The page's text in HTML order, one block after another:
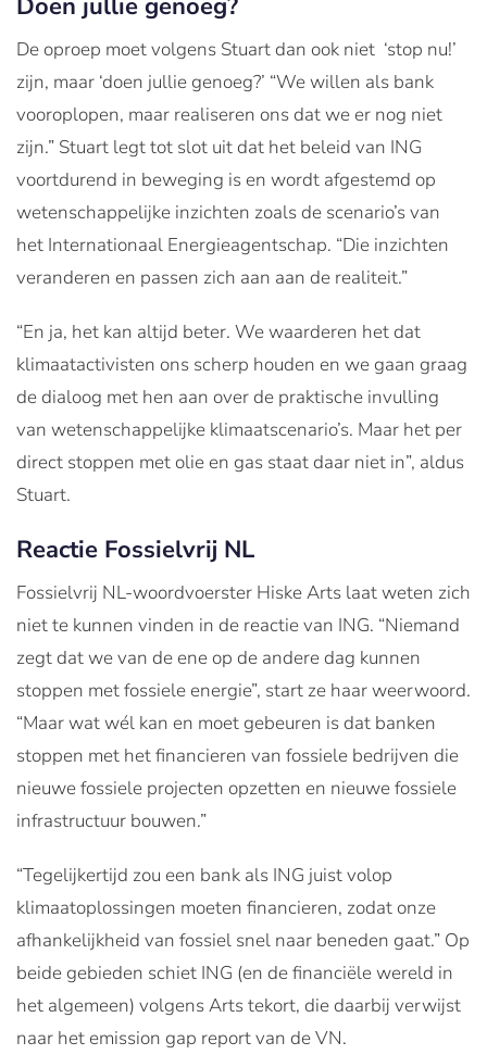
Doen jullie genoeg?
De oproep moet volgens Stuart dan ook niet ‘stop nu!’
zijn, maar ‘doen jullie genoeg?’ “We willen als bank
vooroplopen, maar realiseren ons dat we er nog niet
zijn.” Stuart legt tot slot uit dat het beleid van ING
voortdurend in beweging is en wordt afgestemd op
wetenschappelijke inzichten zoals de scenario’s van
het Internationaal Energieagentschap. “Die inzichten
veranderen en passen zich aan aan de realiteit.”
“En ja, het kan altijd beter. We waarderen het dat
klimaatactivisten ons scherp houden en we gaan graag
de dialoog met hen aan over de praktische invulling
van wetenschappelijke klimaatscenario’s. Maar het per
direct stoppen met olie en gas staat daar niet in”, aldus
Stuart.
Reactie Fossielvrij NL
Fossielvrij NL-woordvoerster Hiske Arts laat weten zich
niet te kunnen vinden in de reactie van ING. “Niemand
zegt dat we van de ene op de andere dag kunnen
stoppen met fossiele energie”, start ze haar weerwoord.
“Maar wat wél kan en moet gebeuren is dat banken
stoppen met het financieren van fossiele bedrijven die
nieuwe fossiele projecten opzetten en nieuwe fossiele
infrastructuur bouwen.”
“Tegelijkertijd zou een bank als ING juist volop
klimaatoplossingen moeten financieren, zodat onze
afhankelijkheid van fossiel snel naar beneden gaat.” Op
beide gebieden schiet ING (en de financiële wereld in
het algemeen) volgens Arts tekort, die daarbij verwijst
naar het emission gap report van de VN.